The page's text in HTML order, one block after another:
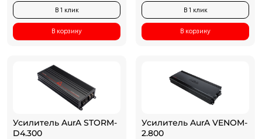
В 1 клик
В корзину
В 1 клик
В корзину
Усилитель AurA STORM-
D4.300
Усилитель AurA VENOM-
2.800